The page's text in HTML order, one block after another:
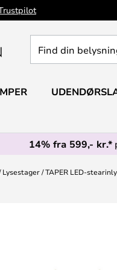
din
14% fra 599,- kr.*
Lysestager TAPER LED-